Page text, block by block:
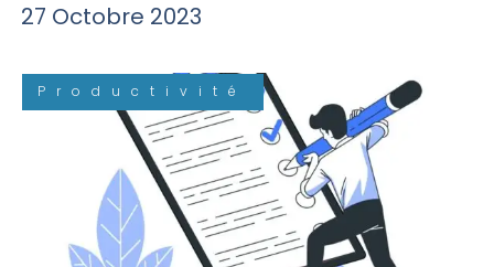
27 Octobre 2023
Productivité